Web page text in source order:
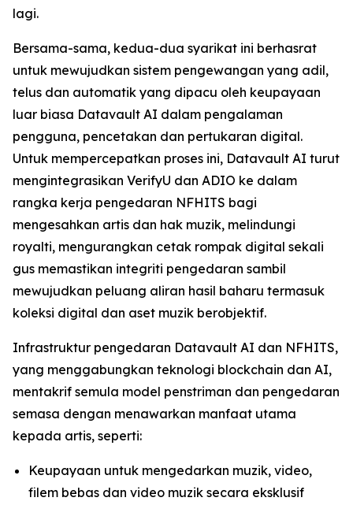
lagi.
Bersama-sama, kedua-dua syarikat ini berhasrat
untuk mewujudkan sistem pengewangan yang adil,
telus dan automatik yang dipacu oleh keupayaan
luar biasa Datavault AI dalam pengalaman
pengguna, pencetakan dan pertukaran digital.
Untuk mempercepatkan proses ini, Datavault AI turut
mengintegrasikan VerifyU dan ADIO ke dalam
rangka kerja pengedaran NFHITS bagi
mengesahkan artis dan hak muzik, melindungi
royalti, mengurangkan cetak rompak digital sekali
gus memastikan integriti pengedaran sambil
mewujudkan peluang aliran hasil baharu termasuk
koleksi digital dan aset muzik berobjektif.
Infrastruktur pengedaran Datavault AI dan NFHITS,
yang menggabungkan teknologi blockchain dan AI,
mentakrif semula model penstriman dan pengedaran
semasa dengan menawarkan manfaat utama
kepada artis, seperti:
Keupayaan untuk mengedarkan muzik, video,
filem bebas dan video muzik secara eksklusif